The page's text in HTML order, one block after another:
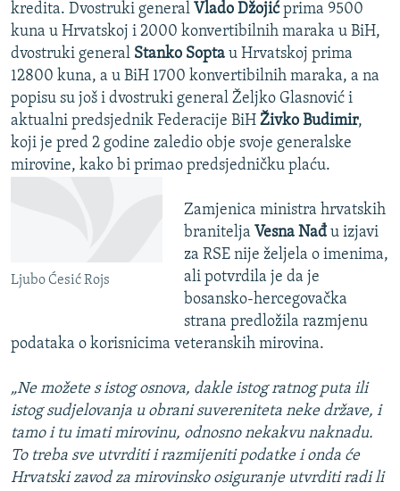
kredita. Dvostruki general Vlado Džojićprima 9500
kuna u Hrvatskoj i 2000 konvertibilnih maraka u BiH,
dvostruki general Stanko Sopta u Hrvatskoj prima
12800 kuna, a u BiH 1700 konvertibilnih maraka, a na
popisu su još i dvostruki general Željko Glasnović i
aktualni predsjednik Federacije BiH Živko Budimir,
koji je pred 2 godine zaledio obje svoje generalske
mirovine, kako bi primao predsjedničku plaću.
Ljubo Ćesić Rojs
Zamjenica ministra hrvatskih
branitelja Vesna Nađ u izjavi
za RSE nije željela o imenima,
ali potvrdila je da je
bosansko-hercegovačka
strana predložila razmjenu
podataka o korisnicima veteranskih mirovina.
„Ne možete s istog osnova, dakle istog ratnog puta ili
istog sudjelovanja u obrani suvereniteta neke države, i
tamo i tu imati mirovinu, odnosno nekakvu naknadu.
To treba sve utvrditi i razmijeniti podatke i onda će
Hrvatski zavod za mirovinsko osiguranje utvrditi radi li